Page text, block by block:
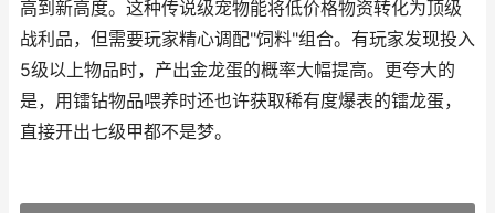
高到新高度。这种传说级宠物能将低价格物资转化为顶级
战利品，但需要玩家精心调配"饲料"组合。有玩家发现投入
5级以上物品时，产出金龙蛋的概率大幅提高。更夸大的
是，用镭钻物品喂养时还也许获取稀有度爆表的镭龙蛋，
直接开出七级甲都不是梦。